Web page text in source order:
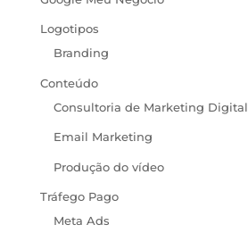
Logotipos
Branding
Conteúdo
Consultoria de Marketing Digital
Email Marketing
Produção do vídeo
Tráfego Pago
Meta Ads